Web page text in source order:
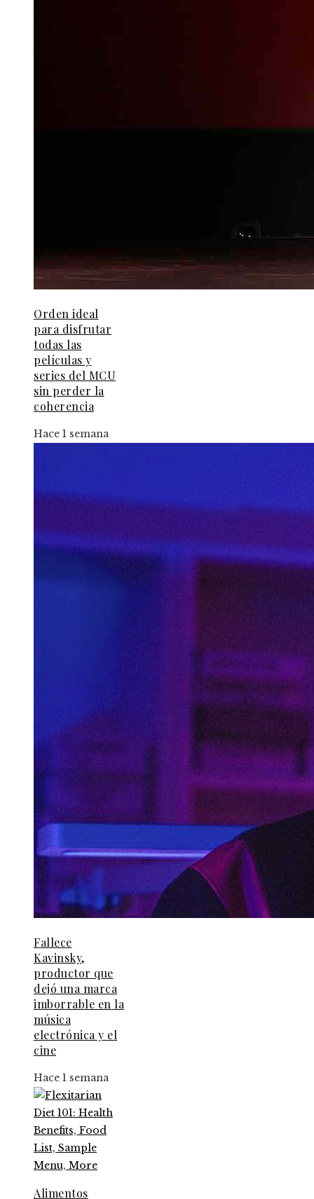
Orden ideal
para disfrutar
todas las
películas y
series del MCU
sin perder la
coherencia
Hace 1 semana
Fallece
Kavinsky,
productor que
dejó una marca
imborrable en la
música
electrónica y el
cine
Hace 1 semana
Alimentos